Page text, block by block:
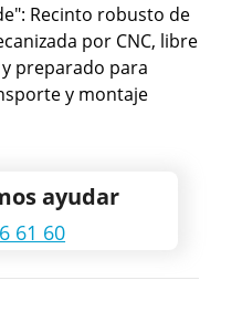
Recinto robusto de
por CNC, libre
preparado para
y montaje
ayudar
61 60